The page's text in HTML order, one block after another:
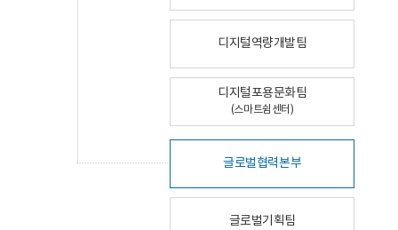
디지털역량개발팀
디지털포용문화팀
(스마트쉼센터)
글로벌협력본부
글로벌기획팀